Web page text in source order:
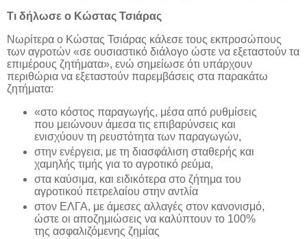
Τι δήλωσε ο Κώστας Τσιάρας
Νωρίτερα ο Κώστας Τσιάρας κάλεσε τους εκπροσώπους
των αγροτών «σε ουσιαστικό διάλογο ώστε να εξεταστούν τα
επιμέρους ζητήματα», ενώ σημείωσε ότι υπάρχουν
περιθώρια να εξεταστούν παρεμβάσεις στα παρακάτω
ζητήματα:
«στο κόστος παραγωγής, μέσα από ρυθμίσεις
που μειώνουν άμεσα τις επιβαρύνσεις και
ενισχύουν τη ρευστότητα των παραγωγών,
στην ενέργεια, με τη διασφάλιση σταθερής και
χαμηλής τιμής για το αγροτικό ρεύμα,
στα καύσιμα, και ειδικότερα στο ζήτημα του
αγροτικού πετρελαίου στην αντλία
στον ΕΛΓΑ, με άμεσες αλλαγές στον κανονισμό,
ώστε οι αποζημιώσεις να καλύπτουν το 100%
της ασφαλιζόμενης ζημίας